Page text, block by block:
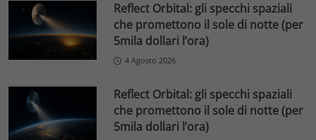
Reflect Orbital: gli specchi spaziali
che promettono il sole di notte (per
5mila dollari l’ora)
4 Agosto 2026
Reflect Orbital: gli specchi spaziali
che promettono il sole di notte (per
5mila dollari l’ora)